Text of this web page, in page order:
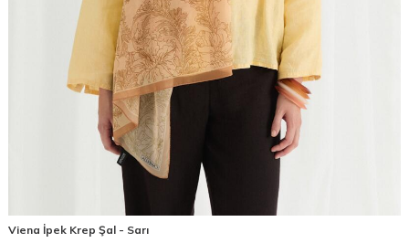
Viena İpek Krep Şal - Sarı